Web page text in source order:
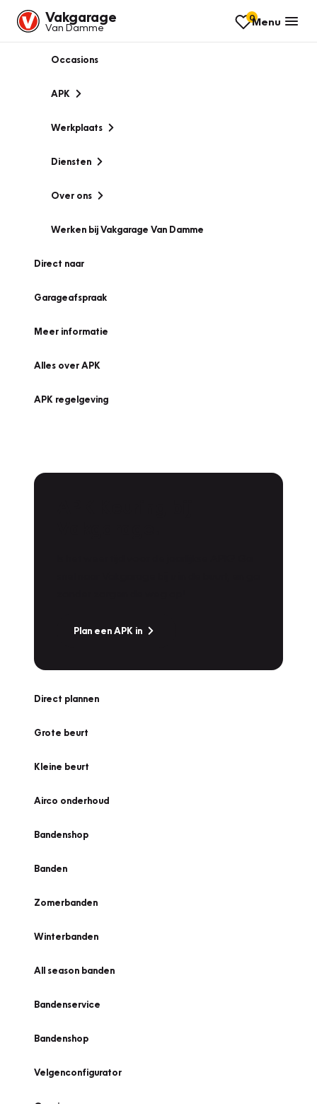
Vakgarage
Van Damme
0Menu
Occasions
APK
Werkplaats
Diensten
Over ons
Werken bij Vakgarage Van Damme
Direct naar
Garageafspraak
Meer informatie
Alles over APK
APK regelgeving
Plan een APK in
Direct plannen
Grote beurt
Kleine beurt
Airco onderhoud
Bandenshop
Banden
Zomerbanden
Winterbanden
All season banden
Bandenservice
Bandenshop
Velgenconfigurator